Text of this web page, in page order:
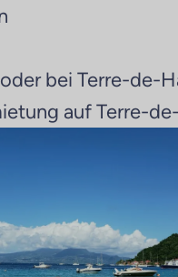
bei Terre-
auf Terre-